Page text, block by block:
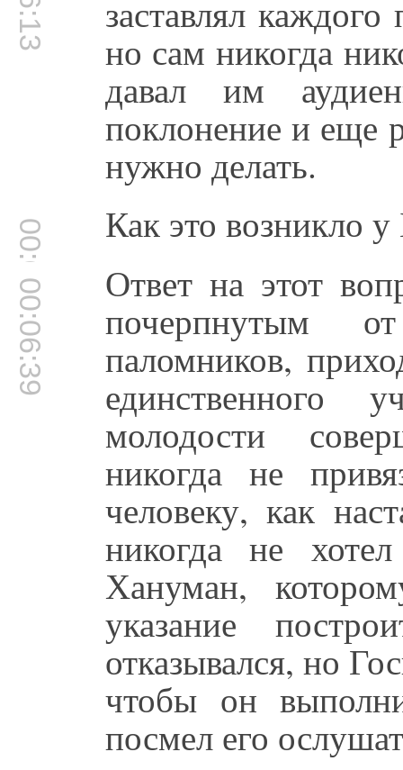
заставлял
но сам никогда
давал им
поклонение и еще
нужно делать.
00:06:36 Как это возникло
00:06:39 Ответ на этот
почерпнутым
паломников,
единственного
молодости
никогда не
человеку, как
никогда не
Хануман,
указание
отказывался, но
чтобы он
посмел его